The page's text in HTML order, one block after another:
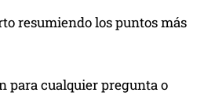
resumiendo los puntos más
para cualquier pregunta o